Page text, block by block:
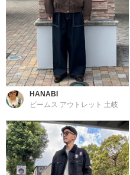
HANABI
ビームス アウトレット 土岐